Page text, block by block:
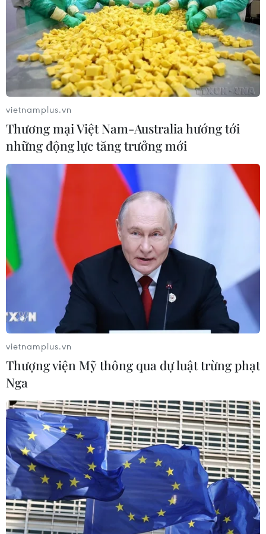
vận động viên có nhiều triển vọng nếu được đầu tư tốt
hơn nữa trong tương lai gần.
vietnamplus.vn
Thương mại Việt Nam-Australia hướng tới
những động lực tăng trưởng mới
vietnamplus.vn
Thượng viện Mỹ thông qua dự luật trừng phạt
Nga